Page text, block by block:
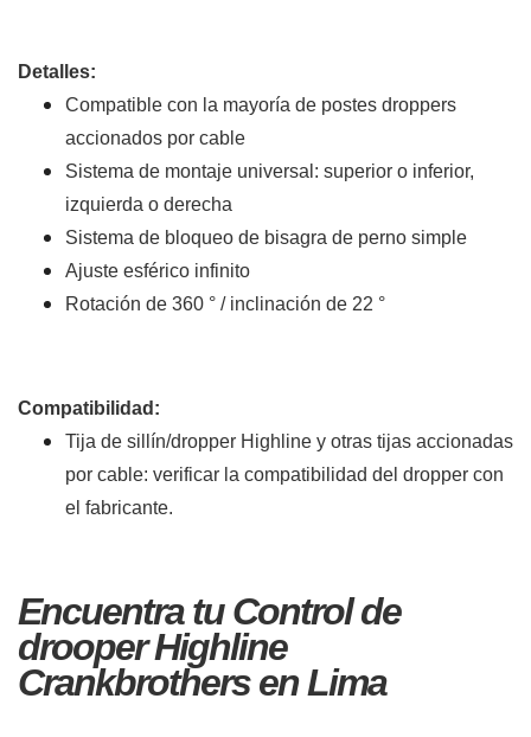
Detalles:
Compatible con la mayoría de postes droppers
accionados por cable
Sistema de montaje universal: superior o inferior,
izquierda o derecha
Sistema de bloqueo de bisagra de perno simple
Ajuste esférico infinito
Rotación de 360 ​​° / inclinación de 22 °
Compatibilidad:
Tija de sillín/dropper Highline y otras tijas accionadas
por cable: verificar la compatibilidad del dropper con
el fabricante.
Encuentra tu Control de
drooper Highline
Crankbrothers en Lima